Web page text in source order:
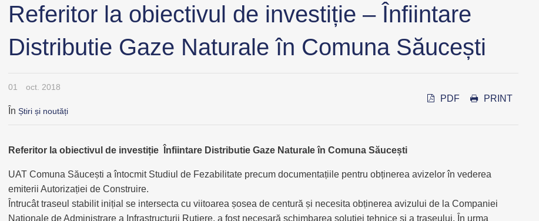
Referitor la obiectivul de investiție – Înfiintare
Distributie Gaze Naturale în Comuna Săucești
01 oct. 2018
În Știri și noutăți
PDF PRINT
Referitor la obiectivul de investiție Înfiintare Distributie Gaze Naturale în Comuna Săucești
UAT Comuna Săucești a întocmit Studiul de Fezabilitate precum documentațiile pentru obținerea avizelor în vederea
emiterii Autorizației de Construire.
Întrucât traseul stabilit inițial se intersecta cu viitoarea șosea de centură și necesita obținerea avizului de la Companiei
Naționale de Administrare a Infrastructurii Rutiere, a fost necesară schimbarea soluției tehnice și a traseului. În urma